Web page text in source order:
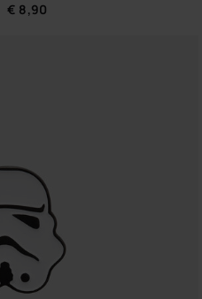
€ 8,90